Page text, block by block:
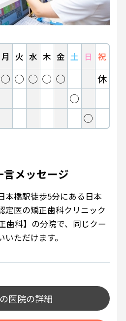
月 火 水 木 金 土 日 祝
◯ ◯ ◯ ◯ ◯ 休
◯
◯
メッセージ
本橋駅徒歩5分にある日本
定医の矯正歯科クリニック
歯科】の分院で、同じクー
ただけます。
医院の詳細